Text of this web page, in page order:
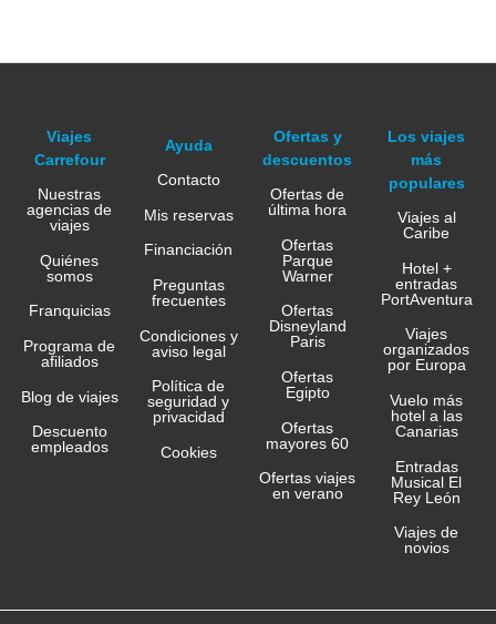
Viajes
Carrefour
Nuestras
agencias de
viajes
Quiénes
somos
Franquicias
Programa de
afiliados
Blog de viajes
Descuento
empleados
Ayuda
Contacto
Mis reservas
Financiación
Preguntas
frecuentes
Condiciones y
aviso legal
Política de
seguridad y
privacidad
Cookies
Ofertas y
descuentos
Ofertas de
última hora
Ofertas
Parque
Warner
Ofertas
Disneyland
Paris
Ofertas
Egipto
Ofertas
mayores 60
Ofertas viajes
en verano
Los viajes
más
populares
Viajes al
Caribe
Hotel +
entradas
PortAventura
Viajes
organizados
por Europa
Vuelo más
hotel a las
Canarias
Entradas
Musical El
Rey León
Viajes de
novios